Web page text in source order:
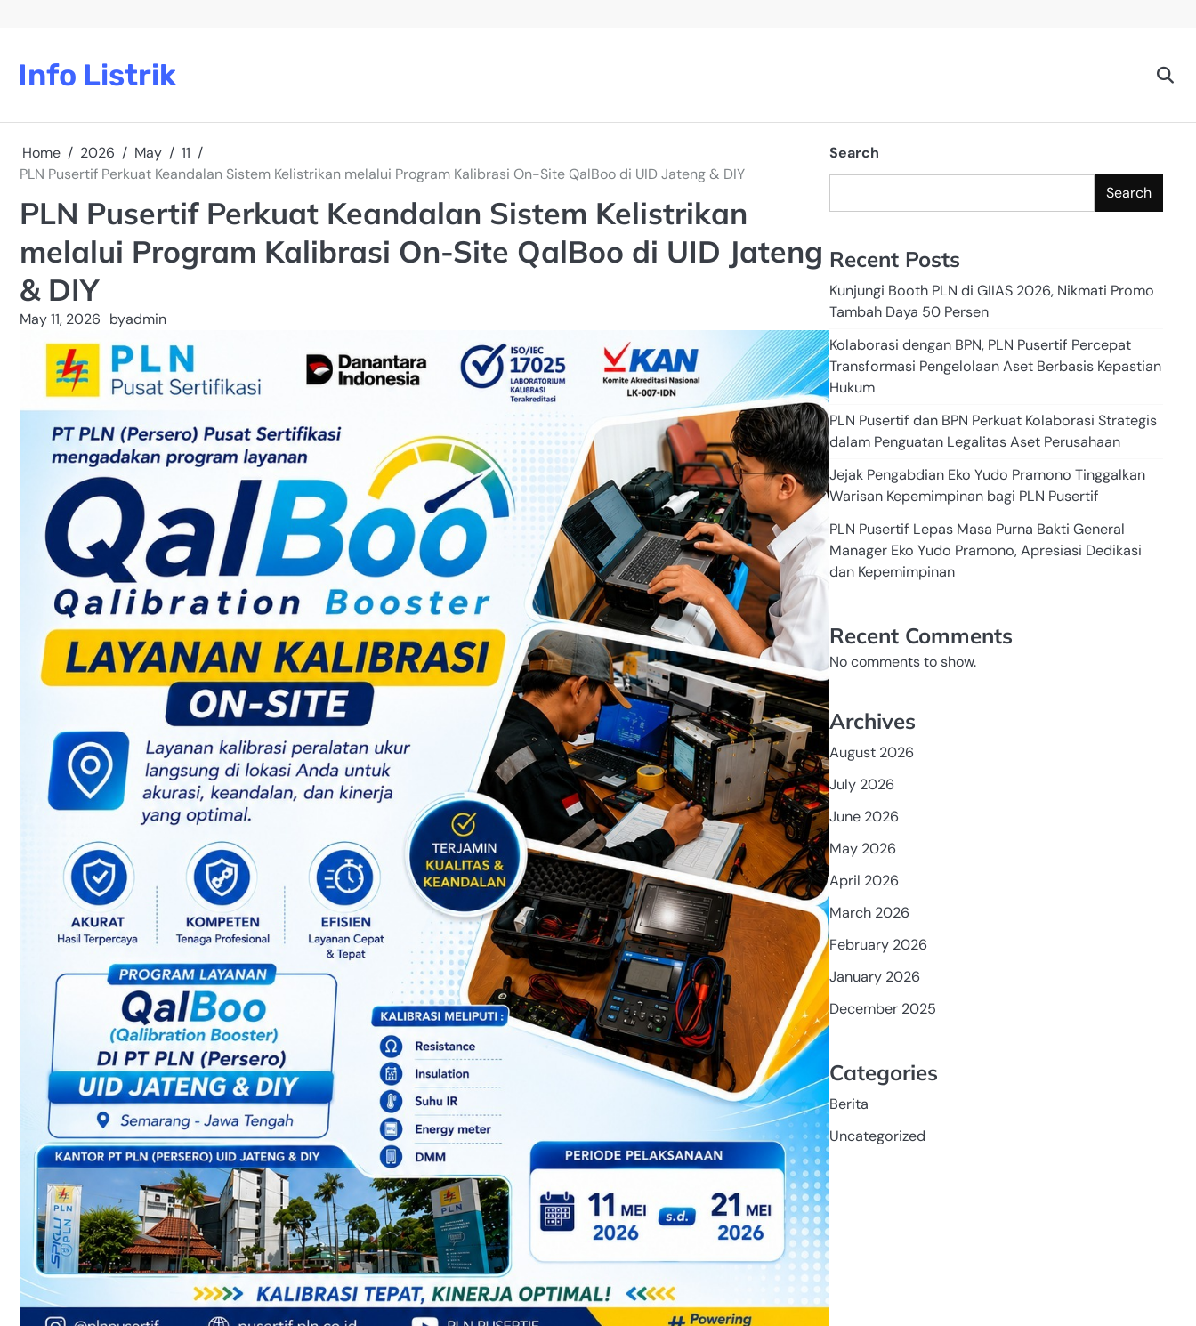
Info Listrik
Home 2026 May
11
PLN Pusertif Perkuat Keandalan Sistem Kelistrikan melalui Program Kalibrasi On-Site QalBoo di UID Jateng & DIY
PLN Pusertif Perkuat Keandalan Sistem Kelistrikan
melalui Program Kalibrasi On-Site QalBoo di UID Jateng
& DIY
May 11, 2026 byadmin
Search
Search
Recent Posts
Kunjungi Booth PLN di GIIAS 2026, Nikmati Promo
Tambah Daya 50 Persen
Kolaborasi dengan BPN, PLN Pusertif Percepat
Transformasi Pengelolaan Aset Berbasis Kepastian
Hukum
PLN Pusertif dan BPN Perkuat Kolaborasi Strategis
dalam Penguatan Legalitas Aset Perusahaan
Jejak Pengabdian Eko Yudo Pramono Tinggalkan
Warisan Kepemimpinan bagi PLN Pusertif
PLN Pusertif Lepas Masa Purna Bakti General
Manager Eko Yudo Pramono, Apresiasi Dedikasi
dan Kepemimpinan
Recent Comments
No comments to show.
Archives
August 2026
July 2026
June 2026
May 2026
April 2026
March 2026
February 2026
January 2026
December 2025
Categories
Berita
Uncategorized